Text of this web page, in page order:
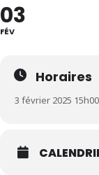
03
FÉV
Horaires
3 février 2025